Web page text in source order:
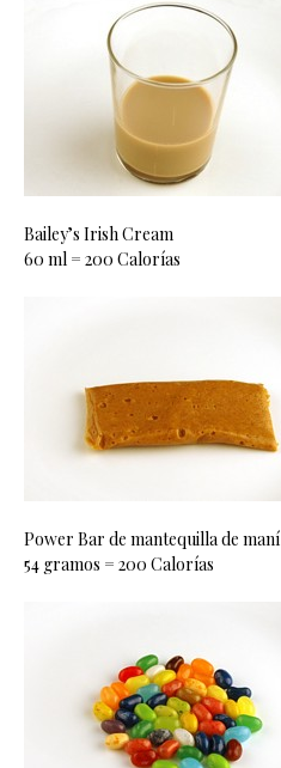
Bailey’s Irish Cream
60 ml = 200 Calorías
Power Bar de mantequilla de maní
54 gramos = 200 Calorías